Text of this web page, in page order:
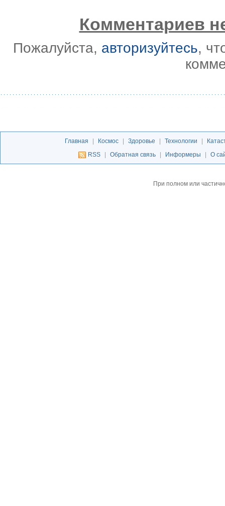
Комментариев
Пожалуйста, авторизуйтесь,
Главная Космос Здоровье Технологии
RSS
Обратная связь Информеры О
При полном или